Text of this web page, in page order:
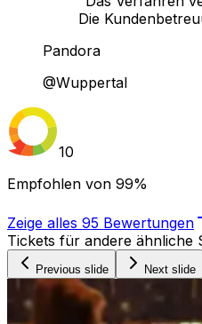
Die
Pandora
@Wuppertal
10
Empfohlen von 99%
Zeige alles 95 Bewertungen
Tickets für andere ähnliche
Previous slide Next slide